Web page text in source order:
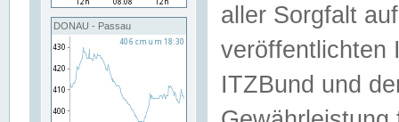
DONAU - Passau
aller Sorgfalt
veröffentlichten
ITZBund und